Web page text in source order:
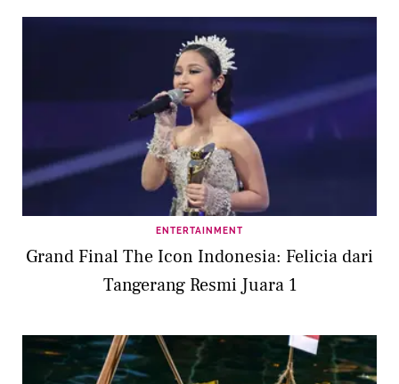
ENTERTAINMENT
Grand Final The Icon Indonesia: Felicia dari
Tangerang Resmi Juara 1